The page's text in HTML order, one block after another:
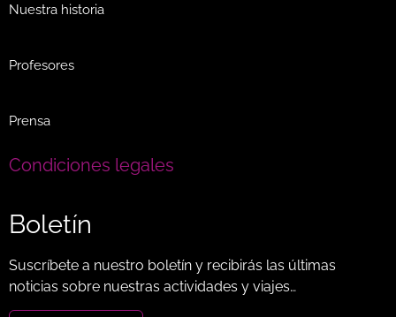
Nuestra historia
Profesores
Prensa
Condiciones legales
Boletín
Suscríbete a nuestro boletín y recibirás las últimas
noticias sobre nuestras actividades y viajes…